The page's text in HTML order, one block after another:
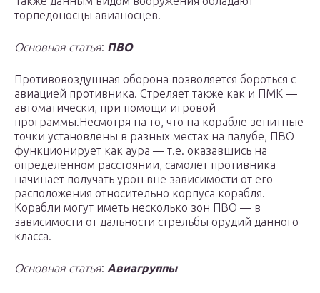
торпедоносцы авианосцев.
Основная статья: ПВО
Противовоздушная оборона позволяется бороться с
авиацией противника. Стреляет также как и ПМК —
автоматически, при помощи игровой
программы.Несмотря на то, что на корабле зенитные
точки установлены в разных местах на палубе, ПВО
функционирует как аура — т.е. оказавшись на
определенном расстоянии, самолет противника
начинает получать урон вне зависимости от его
расположения относительно корпуса корабля.
Корабли могут иметь несколько зон ПВО — в
зависимости от дальности стрельбы орудий данного
класса.
Основная статья: Авиагруппы